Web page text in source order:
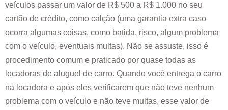
veículos passar um valor de R$ 500 a R$ 1.000 no seu
cartão de crédito, como calção (uma garantia extra caso
ocorra algumas coisas, como batida, risco, algum problema
com o veículo, eventuais multas). Não se assuste, isso é
procedimento comum e praticado por quase todas as
locadoras de aluguel de carro. Quando você entrega o carro
na locadora e após eles verificarem que não teve nenhum
problema com o veículo e não teve multas, esse valor de